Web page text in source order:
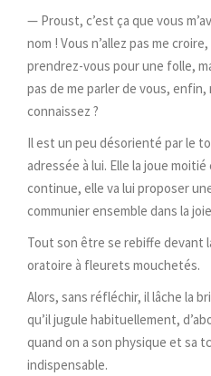
— Proust, c’est ça que vous
nom ! Vous n’allez pas me
prendrez-vous pour une folle,
pas de me parler de vous, enfin,
connaissez ?
Il est un peu désorienté par le
adressée à lui. Elle la joue
continue, elle va lui proposer
communier ensemble dans la
Tout son être se rebiffe devant
oratoire à fleurets mouchetés.
Alors, sans réfléchir, il lâche la
qu’il jugule habituellement,
quand on a son physique et sa
indispensable.